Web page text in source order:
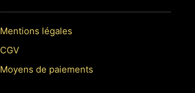
Mentions légales
CGV
Moyens de paiements